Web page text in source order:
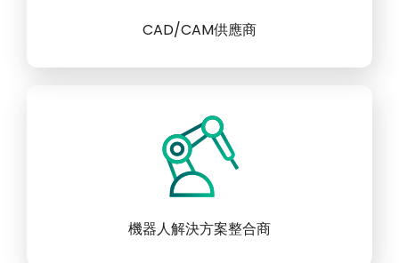
CAD/CAM供應商
機器人解決方案整合商